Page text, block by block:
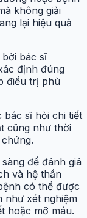
không giải
lại hiệu quả
bác sĩ
định đúng
điều trị phù
bác sĩ hỏi chi tiết
cũng như thời
để đánh giá
và hệ thần
có thể được
như xét nghiệm
hoặc mỡ máu.